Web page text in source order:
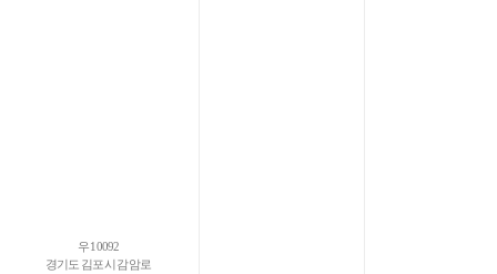
우 10092
경기도 김포시 감암로